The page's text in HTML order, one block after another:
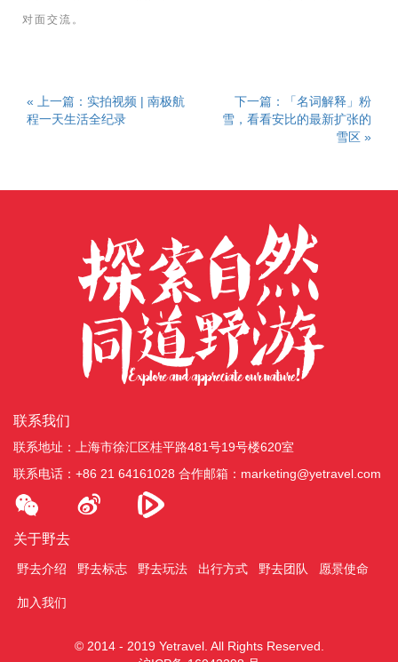
对面交流。
« 上一篇：实拍视频 | 南极航
程一天生活全纪录
下一篇：「名词解释」粉
雪，看看安比的最新扩张的
雪区 »
联系我们
联系地址：上海市徐汇区桂平路481号19号楼620室
联系电话：+86 21 64161028 合作邮箱：marketing@yetravel.com
关于野去
野去介绍 野去标志 野去玩法 出行方式 野去团队 愿景使命
加入我们
© 2014 - 2019 Yetravel. All Rights Reserved.